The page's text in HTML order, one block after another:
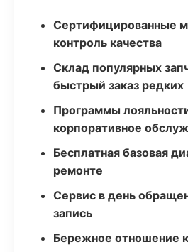
Сертифицированные
контроль качества
Склад популярных
быстрый заказ редких
Программы
корпоративное
Бесплатная базовая
ремонте
Сервис в день
запись
Бережное отношение